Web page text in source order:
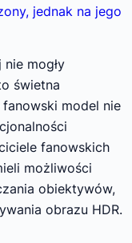
jednak na jego
mogły
świetna
model nie
fanowskich
możliwości
obiektywów,
obrazu HDR.